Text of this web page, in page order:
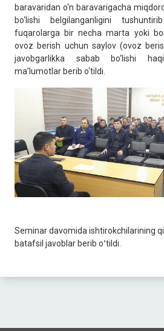
baravaridan o‘n baravarigacha
bo‘lishi belgilanganligini
fuqarolarga bir necha marta yoki
ovoz berish uchun saylov (ovoz
javobgarlikka sabab bo‘lishi
ma’lumotlar berib o‘tildi.
Seminar davomida ishtirokchilarining
batafsil javoblar berib oʻtildi.